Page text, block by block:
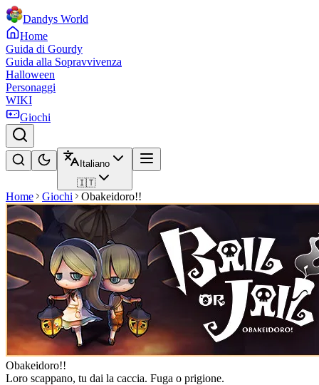
Dandys World
Home
Guida di Gourdy
Guida alla Sopravvivenza
Halloween
Personaggi
WIKI
Giochi
Italiano
🇮🇹
Home Giochi Obakeidoro!!
Obakeidoro!!
Loro scappano, tu dai la caccia. Fuga o prigione.